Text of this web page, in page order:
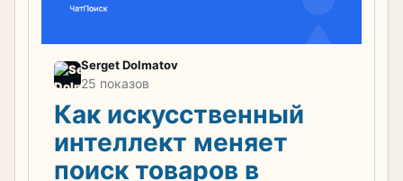
Serget Dolmatov
25 показов
Как искусственный
интеллект меняет
поиск товаров в